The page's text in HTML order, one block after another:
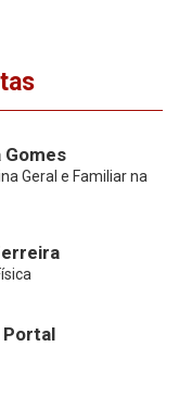
Gomes
Geral e Familiar na